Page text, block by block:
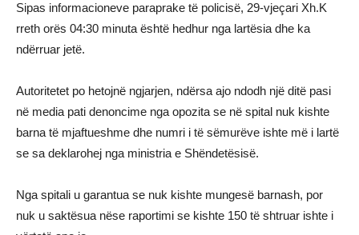
Sipas informacioneve paraprake të policisë, 29-vjeçari Xh.K
rreth orës 04:30 minuta është hedhur nga lartësia dhe ka
ndërruar jetë.
Autoritetet po hetojnë ngjarjen, ndërsa ajo ndodh një ditë pasi
në media pati denoncime nga opozita se në spital nuk kishte
barna të mjaftueshme dhe numri i të sëmurëve ishte më i lartë
se sa deklarohej nga ministria e Shëndetësisë.
Nga spitali u garantua se nuk kishte mungesë barnash, por
nuk u saktësua nëse raportimi se kishte 150 të shtruar ishte i